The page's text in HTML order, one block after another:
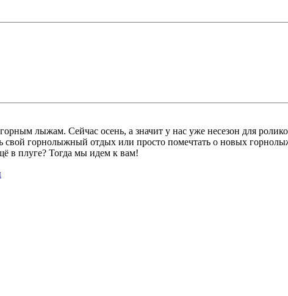
лыжам. Сейчас осень, а значит у нас уже несезон для
горнолыжный отдых или просто помечтать о новых
в плуге? Тогда мы идем к вам!